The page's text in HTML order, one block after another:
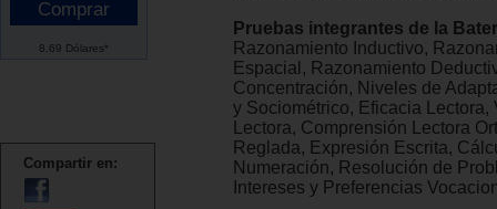
8.69 Dólares*
Compartir en:
Pruebas integrantes de la
Razonamiento Inductivo,
Espacial, Razonamiento
Concentración, Niveles de
y Sociométrico, Eficacia Lectora,
Lectora, Comprensión Lectora
Reglada, Expresión Escrita,
Numeración, Resolución de
Intereses y Preferencias